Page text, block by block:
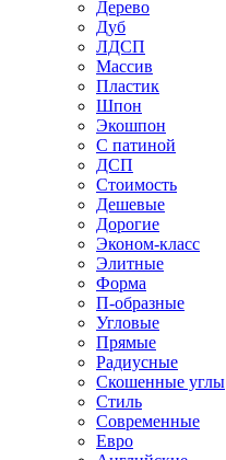
Дерево
Дуб
ЛДСП
Массив
Пластик
Шпон
Экошпон
С патиной
ДСП
Стоимость
Дешевые
Дорогие
Эконом-класс
Элитные
Форма
П-образные
Угловые
Прямые
Радиусные
Скошенные углы
Стиль
Современные
Евро